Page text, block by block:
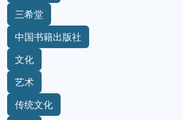
三希堂
中国书籍出版社
文化
艺术
传统文化